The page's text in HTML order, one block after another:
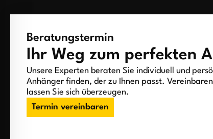
Beratungstermin
Ihr Weg zum perfekten
Unsere Experten beraten Sie individuell und
Anhänger finden, der zu Ihnen passt.
lassen Sie sich überzeugen.
Termin vereinbaren